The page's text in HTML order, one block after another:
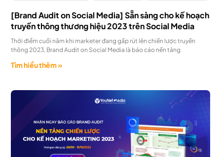
[Brand Audit on Social Media] Sẵn sàng cho kế hoạch
truyền thông thương hiệu 2023 trên Social Media
Thời điểm cuối năm khi marketer đang gấp rút lên chiến lược truyền
thông 2023, Brand Audit on Social Media là báo cáo nền tảng
Tìm hiểu thêm »